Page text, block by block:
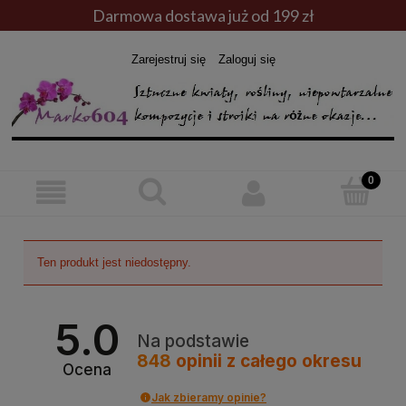
Darmowa dostawa już od 199 zł
Zarejestruj się Zaloguj się
Ten produkt jest niedostępny.
5.0
Ocena
Na podstawie
848 opinii z całego okresu
Jak zbieramy opinie?